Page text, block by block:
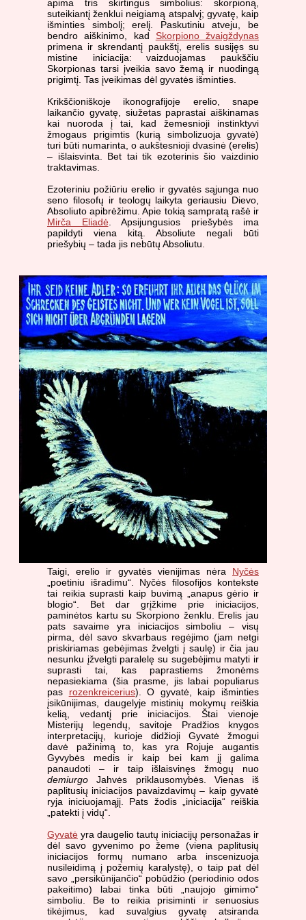
apima tris skirtingus simbolius: skorpioną,
suteikiantį ženklui neigiamą atspalvį; gyvatę, kaip
išminties simbolį; erelį. Paskutiniu atveju, be
bendro aiškinimo, kad Skorpiono žvaigždynas
primena ir skrendantį paukštį, erelis susijęs su
mistine iniciacija: vaizduojamas paukščiu
Skorpionas tarsi įveikia savo žemą ir nuodingą
prigimtį. Tas įveikimas dėl gyvatės išminties.
Krikščioniškoje ikonografijoje erelio, snape
laikančio gyvatę, siužetas paprastai aiškinamas
kai nuoroda į tai, kad žemesnioji instinktyvi
žmogaus prigimtis (kurią simbolizuoja gyvatė)
turi būti numarinta, o aukštesnioji dvasinė (erelis)
– išlaisvinta. Bet tai tik ezoterinis šio vaizdinio
traktavimas.
Ezoteriniu požiūriu erelio ir gyvatės sąjunga nuo
seno filosofų ir teologų laikyta geriausiu Dievo,
Absoliuto apibrėžimu. Apie tokią sampratą rašė ir
Mirča Eliadė. Apsijungusios priešybės ima
papildyti viena kitą. Absoliute negali būti
priešybių – tada jis nebūtų Absoliutu.
Taigi, erelio ir gyvatės vienijimas nėra Nyčės
„poetiniu išradimu“. Nyčės filosofijos kontekste
tai reikia suprasti kaip buvimą „anapus gėrio ir
blogio“. Bet dar grįžkime prie iniciacijos,
paminėtos kartu su Skorpiono ženklu. Erelis jau
pats savaime yra iniciacijos simboliu – visų
pirma, dėl savo skvarbaus regėjimo (jam netgi
priskiriamas gebėjimas žvelgti į saulę) ir čia jau
nesunku įžvelgti paralelę su sugebėjimu matyti ir
suprasti tai, kas paprastiems žmonėms
nepasiekiama (šia prasme, jis labai populiarus
pas rozenkreicerius). O gyvatė, kaip išminties
įsikūnijimas, daugelyje mistinių mokymų reiškia
kelią, vedantį prie iniciacijos. Štai vienoje
Misterijų legendų, savitoje Pradžios knygos
interpretacijų, kurioje didžioji Gyvatė žmogui
davė pažinimą to, kas yra Rojuje augantis
Gyvybės medis ir kaip bei kam jį galima
panaudoti – ir taip išlaisvinęs žmogų nuo
demiurgo Jahvės priklausomybės. Vienas iš
paplitusių iniciacijos pavaizdavimų – kaip gyvatė
ryja iniciuojamąjį. Pats žodis „iniciacija“ reiškia
„patekti į vidų“.
Gyvatė yra daugelio tautų iniciacijų personažas ir
dėl savo gyvenimo po žeme (viena paplitusių
iniciacijos formų numano arba inscenizuoja
nusileidimą į požemių karalystę), o taip pat dėl
savo „persikūnijančio“ pobūdžio (periodinio odos
pakeitimo) labai tinka būti „naujojo gimimo“
simboliu. Be to reikia prisiminti ir senuosius
tikėjimus, kad suvalgius gyvatę atsiranda